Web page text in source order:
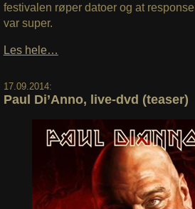
festivalen røper datoer og at
var super.
Les hele…
17.09.2014:
Paul Di’Anno, live-dvd (teaser)